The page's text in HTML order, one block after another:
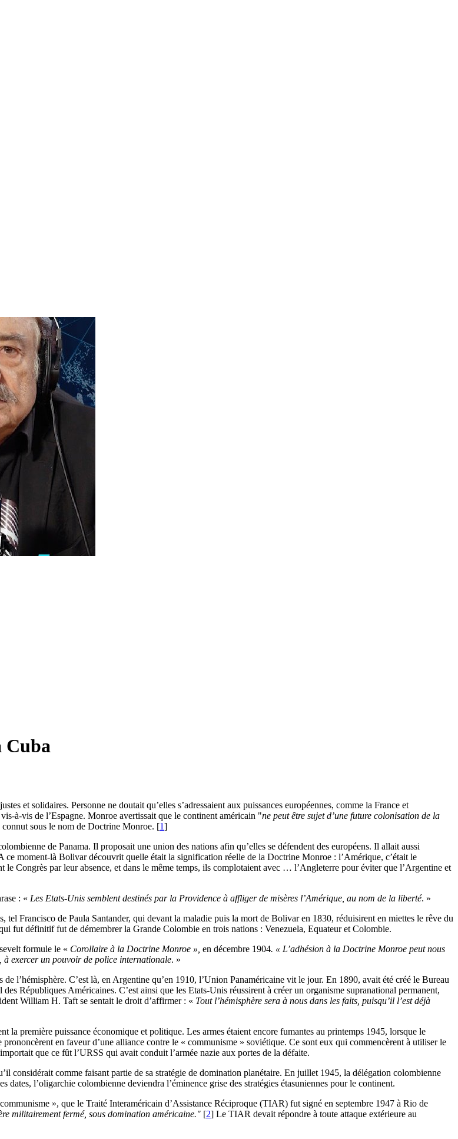
Cuba
et solidaires. Personne ne doutait qu’elles s’adressaient aux puissances européennes, comme la France et
à-vis de l’Espagne. Monroe avertissait que le continent américain "ne peut être sujet d’une future colonisation de la
connut sous le nom de Doctrine Monroe. [1]
de Panama. Il proposait une union des nations afin qu’elles se défendent des européens. Il allait aussi
ce moment-là Bolivar découvrit quelle était la signification réelle de la Doctrine Monroe : l’Amérique, c’était le
Congrès par leur absence, et dans le même temps, ils complotaient avec … l’Angleterre pour éviter que l’Argentine et
: « Les Etats-Unis semblent destinés par la Providence à affliger de misères l’Amérique, au nom de la liberté. »
tel Francisco de Paula Santander, qui devant la maladie puis la mort de Bolivar en 1830, réduisirent en miettes le rêve du
fut définitif fut de démembrer la Grande Colombie en trois nations : Venezuela, Equateur et Colombie.
formule le « Corollaire à la Doctrine Monroe », en décembre 1904. « L’adhésion à la Doctrine Monroe peut nous
à exercer un pouvoir de police internationale. »
l’hémisphère. C’est là, en Argentine qu’en 1910, l’Union Panaméricaine vit le jour. En 1890, avait été créé le Bureau
Républiques Américaines. C’est ainsi que les Etats-Unis réussirent à créer un organisme supranational permanent,
William H. Taft se sentait le droit d’affirmer : « Tout l’hémisphère sera à nous dans les faits, puisqu’il l’est déjà
la première puissance économique et politique. Les armes étaient encore fumantes au printemps 1945, lorsque le
en faveur d’une alliance contre le « communisme » soviétique. Ce sont eux qui commencèrent à utiliser le
que ce fût l’URSS qui avait conduit l’armée nazie aux portes de la défaite.
considérait comme faisant partie de sa stratégie de domination planétaire. En juillet 1945, la délégation colombienne
l’oligarchie colombienne deviendra l’éminence grise des stratégies étasuniennes pour le continent.
», que le Traité Interaméricain d’Assistance Réciproque (TIAR) fut signé en septembre 1947 à Rio de
militairement fermé, sous domination américaine." [2] Le TIAR devait répondre à toute attaque extérieure au